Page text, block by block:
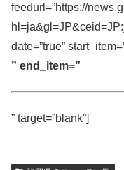
feedurl=”https://
date=”true”
” end_item=”
” target=”blank”]